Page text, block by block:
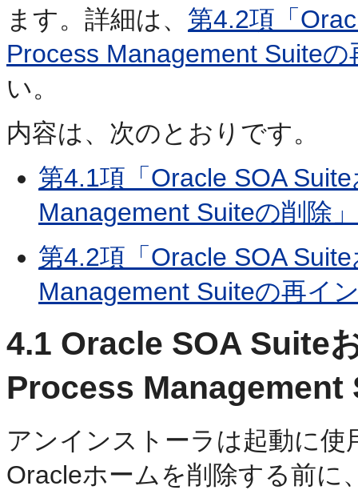
ます。詳細は、 第4.2項「
Process Management Suite
い。
内容は、次のとおりです。
第4.1項「Oracle SOA
Management Suiteの削除」
第4.2項「Oracle SOA
Management Suiteの再イ
4.1 Oracle SOA Suite
Process Management
アンインストーラは起動に
Oracleホームを削除する前に